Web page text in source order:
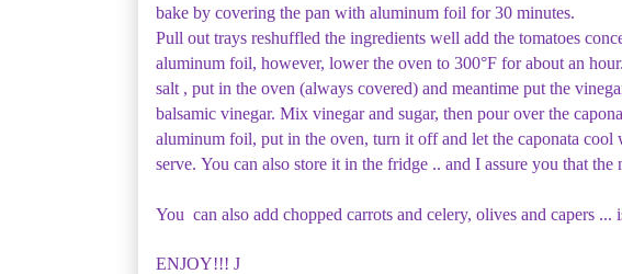
bake by covering the pan with aluminum foil for 30 minutes.
Pull out trays reshuffled the ingredients well add the tomatoes
aluminum foil, however, lower the oven to 300°F for about an
salt , put in the oven (always covered) and meantime put the
balsamic vinegar. Mix vinegar and sugar, then pour over the
aluminum foil, put in the oven, turn it off and let the caponata
serve. You can also store it in the fridge .. and I assure you that the
You can also add chopped carrots and celery, olives and capers ...
ENJOY!!! J